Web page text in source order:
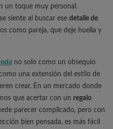
un toque muy personal.
siente al buscar ese detalle de
como pareja, que deje huella y
no solo como un obsequio
una extensión del estilo de
crear. En un mercado donde
que acertar con un regalo
parecer complicado, pero con
bien pensada, es más fácil